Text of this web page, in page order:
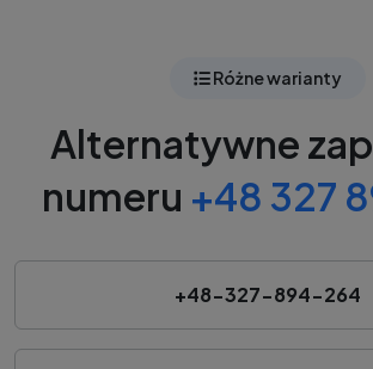
Różne warianty
Alternatywne
numeru +48 327
+48-327-894-264